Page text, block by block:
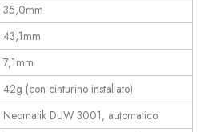
35,0mm
43,1mm
7,1mm
42g (con cinturino installato)
Neomatik DUW 3001, automatico